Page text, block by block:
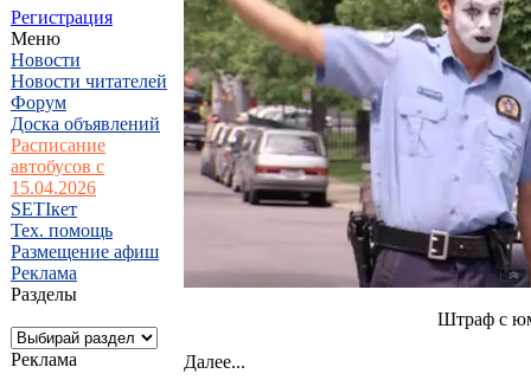
Регистрация
Меню
Новости
Новости читателей
Форум
Доска объявлений
Расписание
автобусов с
15.04.2026
SETIкет
Тех. помощь
Размещение афиш
Реклама
Разделы
Реклама
Штраф с
Далее...